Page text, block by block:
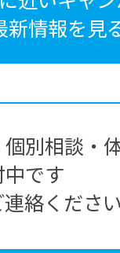
新情報を見
別相談・
です
絡ください